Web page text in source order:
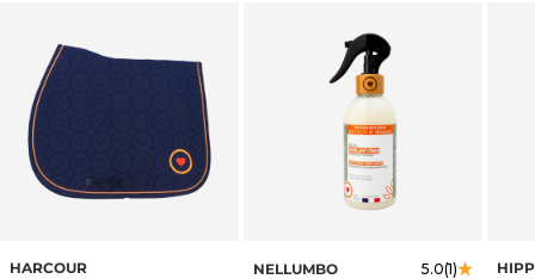
HARCOUR
NELLUMBO 5.0(1)